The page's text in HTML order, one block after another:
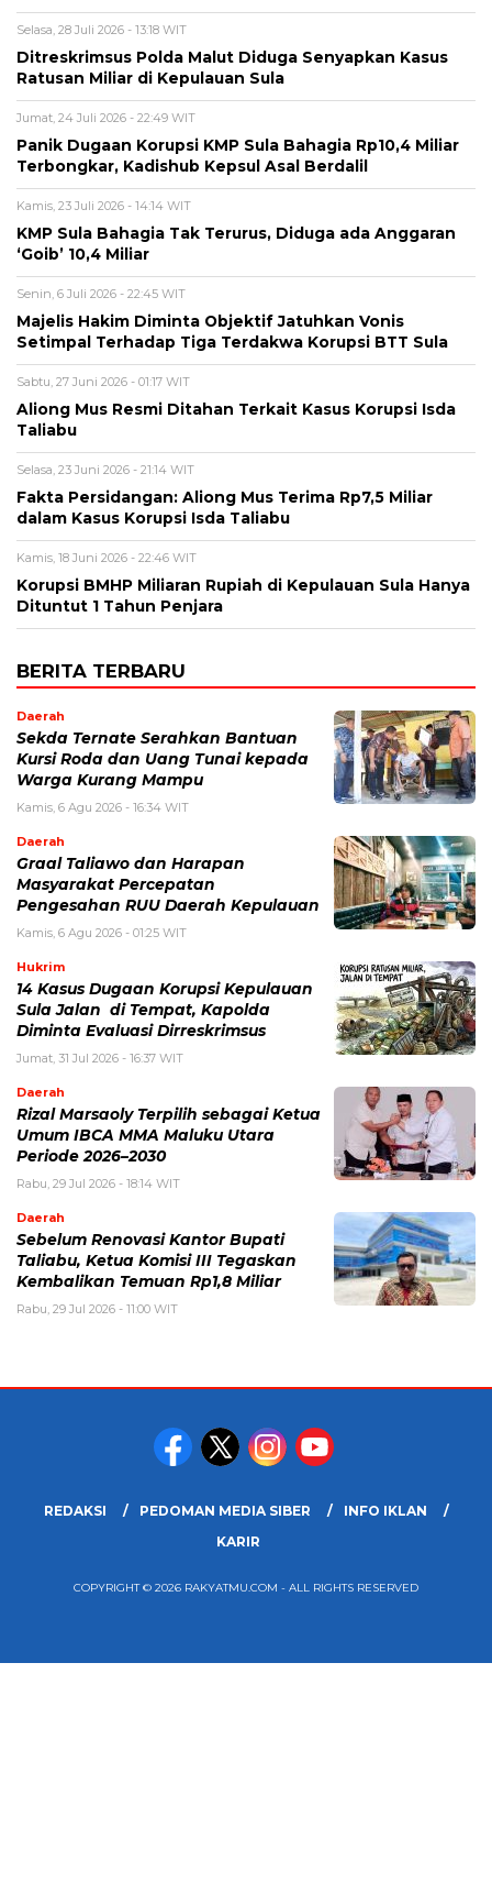
Selasa, 28 Juli 2026 - 13:18 WIT
Ditreskrimsus Polda Malut Diduga Senyapkan Kasus
Ratusan Miliar di Kepulauan Sula
Jumat, 24 Juli 2026 - 22:49 WIT
Panik Dugaan Korupsi KMP Sula Bahagia Rp10,4 Miliar
Terbongkar, Kadishub Kepsul Asal Berdalil
Kamis, 23 Juli 2026 - 14:14 WIT
KMP Sula Bahagia Tak Terurus, Diduga ada Anggaran
‘Goib’ 10,4 Miliar
Senin, 6 Juli 2026 - 22:45 WIT
Majelis Hakim Diminta Objektif Jatuhkan Vonis
Setimpal Terhadap Tiga Terdakwa Korupsi BTT Sula
Sabtu, 27 Juni 2026 - 01:17 WIT
Aliong Mus Resmi Ditahan Terkait Kasus Korupsi Isda
Taliabu
Selasa, 23 Juni 2026 - 21:14 WIT
Fakta Persidangan: Aliong Mus Terima Rp7,5 Miliar
dalam Kasus Korupsi Isda Taliabu
Kamis, 18 Juni 2026 - 22:46 WIT
Korupsi BMHP Miliaran Rupiah di Kepulauan Sula Hanya
Dituntut 1 Tahun Penjara
BERITA TERBARU
Daerah
Sekda Ternate Serahkan Bantuan
Kursi Roda dan Uang Tunai kepada
Warga Kurang Mampu
Kamis, 6 Agu 2026 - 16:34 WIT
Daerah
Graal Taliawo dan Harapan
Masyarakat Percepatan
Pengesahan RUU Daerah Kepulauan
Kamis, 6 Agu 2026 - 01:25 WIT
Hukrim
14 Kasus Dugaan Korupsi Kepulauan
Sula Jalan di Tempat, Kapolda
Diminta Evaluasi Dirreskrimsus
Jumat, 31 Jul 2026 - 16:37 WIT
Daerah
Rizal Marsaoly Terpilih sebagai Ketua
Umum IBCA MMA Maluku Utara
Periode 2026–2030
Rabu, 29 Jul 2026 - 18:14 WIT
Daerah
Sebelum Renovasi Kantor Bupati
Taliabu, Ketua Komisi III Tegaskan
Kembalikan Temuan Rp1,8 Miliar
Rabu, 29 Jul 2026 - 11:00 WIT
REDAKSI PEDOMAN MEDIA SIBER
INFO IKLAN
KARIR
COPYRIGHT © 2026 RAKYATMU.COM - ALL RIGHTS RESERVED